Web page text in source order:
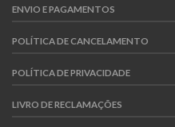
ENVIO E PAGAMENTOS
POLÍTICA DE CANCELAMENTO
POLÍTICA DE PRIVACIDADE
LIVRO DE RECLAMAÇÕES